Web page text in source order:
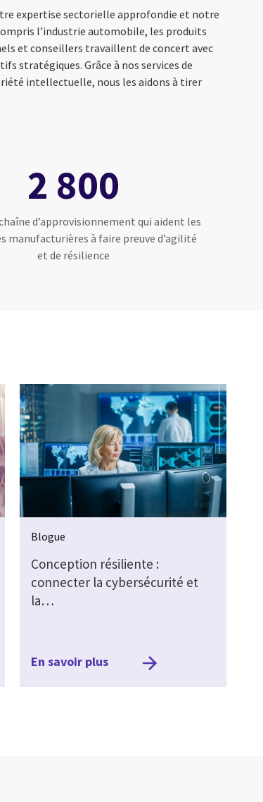
expertise sectorielle approfondie et notre
l’industrie automobile, les produits
et conseillers travaillent de concert avec
stratégiques. Grâce à nos services de
intellectuelle, nous les aidons à tirer
2 800
d’approvisionnement qui aident les
manufacturières à faire preuve d’agilité
et de résilience
Blogue
Conception résiliente :
connecter la cybersécurité et
la…
En savoir plus